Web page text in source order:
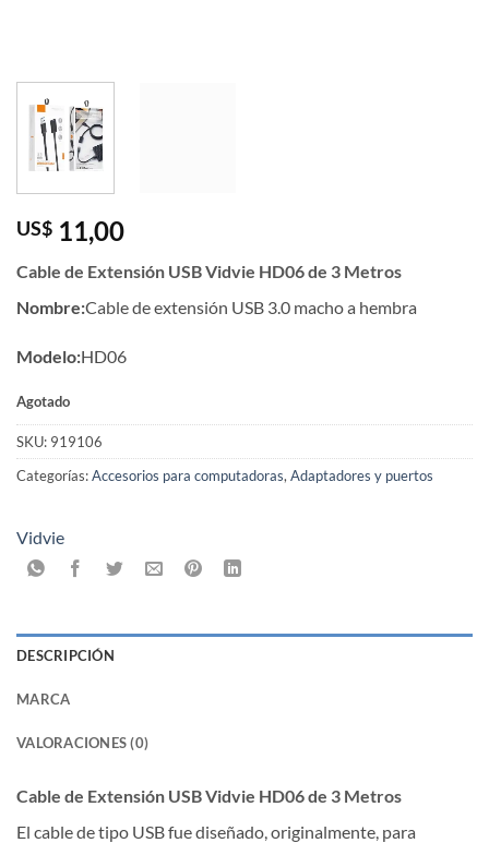
US$ 11,00
Cable de Extensión USB Vidvie HD06 de 3 Metros
Nombre:Cable de extensión USB 3.0 macho a hembra
Modelo:HD06
Agotado
SKU: 919106
Categorías:Accesorios para computadoras, Adaptadores y puertos
Vidvie
DESCRIPCIÓN
MARCA
VALORACIONES (0)
Cable de Extensión USB Vidvie HD06 de 3 Metros
El cable de tipo USB fue diseñado, originalmente, para